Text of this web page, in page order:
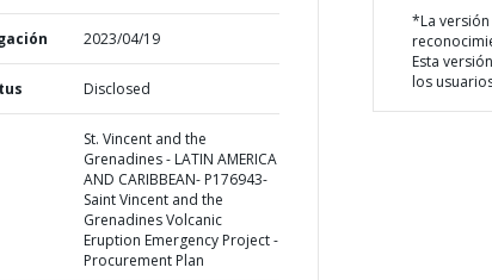
2023/04/19
Disclosed
St. Vincent and the
Grenadines - LATIN AMERICA
AND CARIBBEAN- P176943-
Saint Vincent and the
Grenadines Volcanic
Eruption Emergency Project -
Procurement Plan
*La
Esta
los